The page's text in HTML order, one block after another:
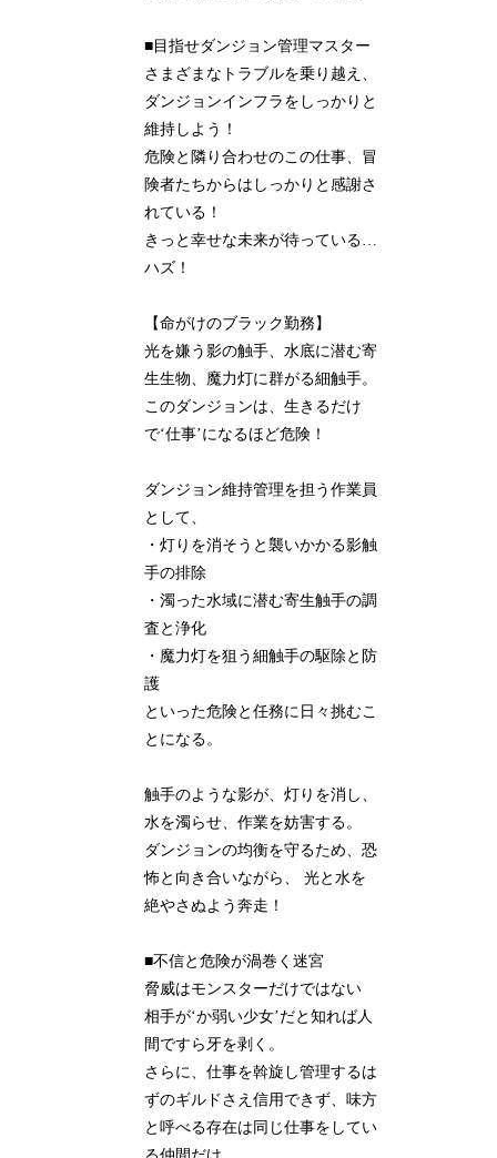
■目指せダンジョン管理マスター
さまざまなトラブルを乗り越え、
ダンジョンインフラをしっかりと
維持しよう！
危険と隣り合わせのこの仕事、冒
険者たちからはしっかりと感謝さ
れている！
きっと幸せな未来が待っている…
ハズ！
【命がけのブラック勤務】
光を嫌う影の触手、水底に潜む寄
生生物、魔力灯に群がる細触手。
このダンジョンは、生きるだけ
で‘仕事’になるほど危険！
ダンジョン維持管理を担う作業員
として、
・灯りを消そうと襲いかかる影触
手の排除
・濁った水域に潜む寄生触手の調
査と浄化
・魔力灯を狙う細触手の駆除と防
護
といった危険と任務に日々挑むこ
とになる。
触手のような影が、灯りを消し、
水を濁らせ、作業を妨害する。
ダンジョンの均衡を守るため、恐
怖と向き合いながら、 光と水を
絶やさぬよう奔走！
■不信と危険が渦巻く迷宮
脅威はモンスターだけではない
相手が‘か弱い少女’だと知れば人
間ですら牙を剥く。
さらに、仕事を斡旋し管理するは
ずのギルドさえ信用できず、味方
と呼べる存在は同じ仕事をしてい